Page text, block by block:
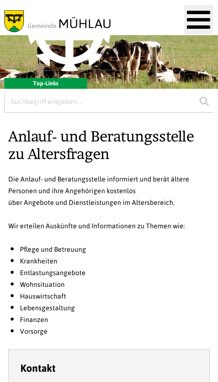
Willkommen in Gemeinde
Mobile Hauptnavigation
Menu
Hauptnavigation
Suchbegriff
Top-Links
Anlauf- und Beratungsstelle
zu Altersfragen
Die Anlauf- und Beratungsstelle informiert und berät ältere
Personen und ihre Angehörigen kostenlos
über Angebote und Dienstleistungen im Altersbereich.
Wir erteilen Auskünfte und Informationen zu Themen wie:
Pflege und Betreuung
Krankheiten
Entlastungsangebote
Wohnsituation
Hauswirtschaft
Lebensgestaltung
Finanzen
Vorsorge
Kontakt